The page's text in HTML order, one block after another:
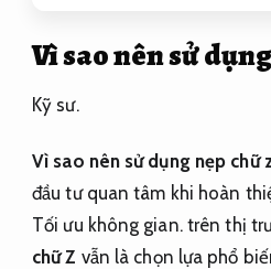
Vì sao nên sử
Kỹ sư.
Vì sao nên sử dụng nẹp chữ
đầu tư quan tâm khi hoàn
Tối ưu không gian.trên thị
chữ Z vẫn là chọn lựa phổ